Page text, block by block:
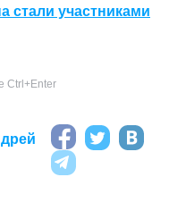
стали участниками
Ctrl+Enter